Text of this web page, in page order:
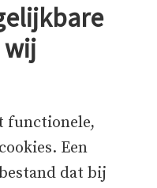
functionele,
Een
dat bij